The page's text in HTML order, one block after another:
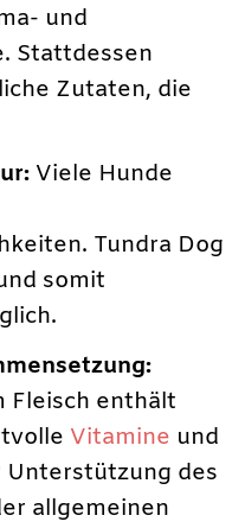
und
Stattdessen
Zutaten, die
Viele Hunde
Tundra Dog
somit
Fleisch enthält
Vitamine und
Unterstützung des
allgemeinen